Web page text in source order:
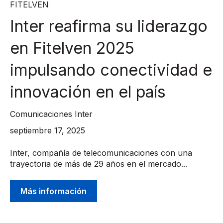
FITELVEN
Inter reafirma su liderazgo
en Fitelven 2025
impulsando conectividad e
innovación en el país
Comunicaciones Inter
septiembre 17, 2025
Inter, compañía de telecomunicaciones con una
trayectoria de más de 29 años en el mercado...
Más información